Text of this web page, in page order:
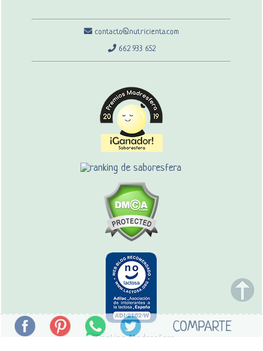
COMPARTE
contacto@nutricienta.com
662 933 652